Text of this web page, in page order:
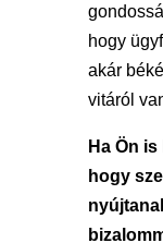
hogy
akár
vitáról
Ha Ön
hogy